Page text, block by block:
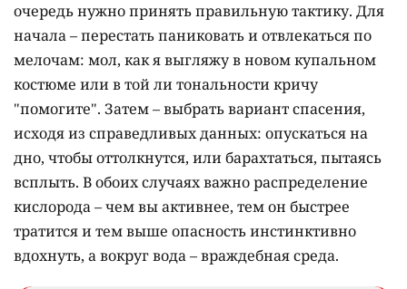
очередь нужно принять правильную тактику. Для
начала – перестать паниковать и отвлекаться по
мелочам: мол, как я выгляжу в новом купальном
костюме или в той ли тональности кричу
"помогите". Затем – выбрать вариант спасения,
исходя из справедливых данных: опускаться на
дно, чтобы оттолкнутся, или барахтаться, пытаясь
всплыть. В обоих случаях важно распределение
кислорода – чем вы активнее, тем он быстрее
тратится и тем выше опасность инстинктивно
вдохнуть, а вокруг вода – враждебная среда.